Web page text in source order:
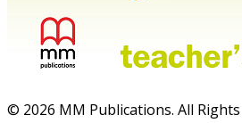
© 2026 MM Publications. All Rights